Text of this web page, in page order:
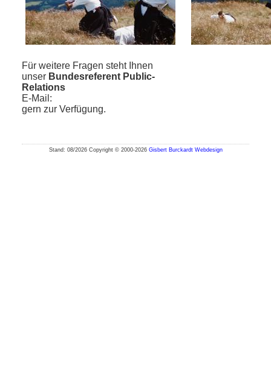
Für weitere Fragen steht Ihnen
unser Bundesreferent Public-
Relations
E-Mail:
gern zur Verfügung.
Stand: 08/2026 Copyright © 2000-2026 Gisbert Burckardt Webdesign